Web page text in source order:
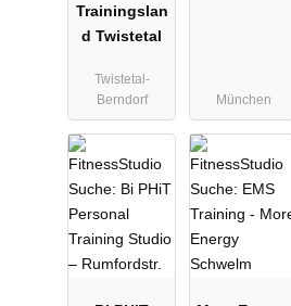
Trainingslan
d Twistetal
Twistetal-
Berndorf
München